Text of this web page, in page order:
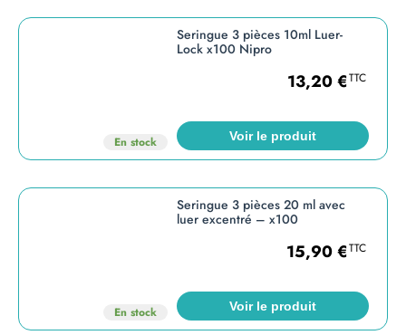
En stock
Seringue 3 pièces 10ml Luer-
Lock x100 Nipro
13,20€TTC
Voir le produit
En stock
Seringue 3 pièces 20 ml avec
luer excentré – x100
15,90€TTC
Voir le produit